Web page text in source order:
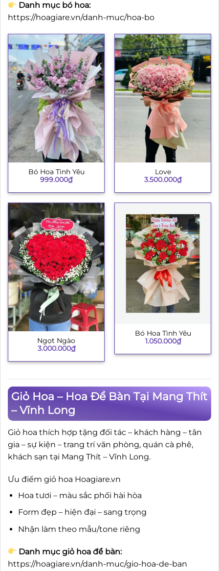
Danh mục bó hoa:
https://hoagiare.vn/danh-muc/hoa-bo
Bó Hoa Tình Yêu
999.000₫
Love
3.500.000₫
Ngọt Ngào
3.000.000₫
Bó Hoa Tình Yêu
1.050.000₫
Giỏ Hoa – Hoa Để Bàn Tại Mang Thít
– Vĩnh Long
Giỏ hoa thích hợp tặng đối tác – khách hàng – tân
gia – sự kiện – trang trí văn phòng, quán cà phê,
khách sạn tại Mang Thít – Vĩnh Long.
Ưu điểm giỏ hoa Hoagiare.vn
Hoa tươi – màu sắc phối hài hòa
Form đẹp – hiện đại – sang trọng
Nhận làm theo mẫu/tone riêng
Danh mục giỏ hoa để bàn:
https://hoagiare.vn/danh-muc/gio-hoa-de-ban